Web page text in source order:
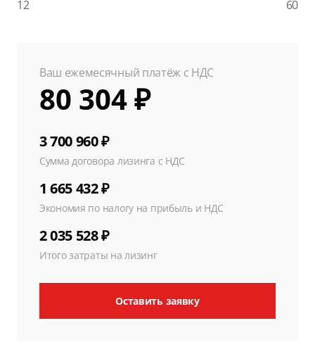
12 60
Ваш ежемесячный платёж с НДС
80 304 ₽
3 700 960 ₽
Сумма договора лизинга с НДС
1 665 432 ₽
Экономия по налогу на прибыль и НДС
2 035 528 ₽
Итого затраты на лизинг
Оставить заявку